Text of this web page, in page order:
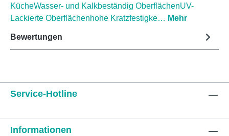
KücheWasser- und Kalkbeständig OberflächenUV-
Lackierte Oberflächenhohe Kratzfestigke… Mehr
Bewertungen
Service-Hotline
Informationen